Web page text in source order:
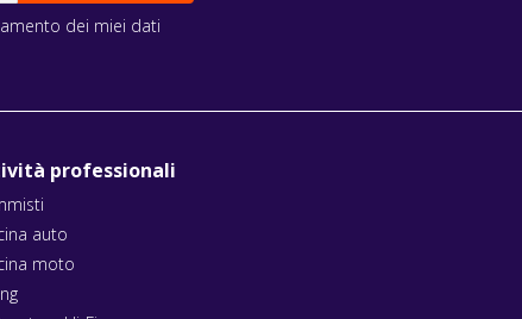
dei miei dati
professionali
auto
moto